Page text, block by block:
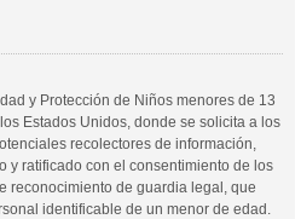
y Protección de Niños menores de 13
Estados Unidos, donde se solicita a los
recolectores de información,
y ratificado con el consentimiento de los
reconocimiento de guardia legal, que
identificable de un menor de edad.